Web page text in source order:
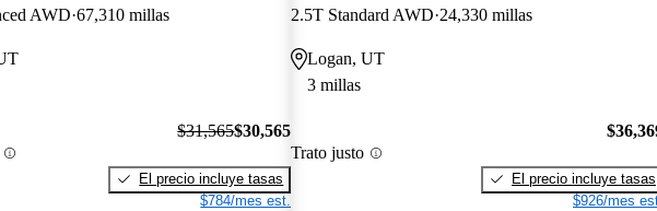
AWD 67,310 millas
$31,565$30,565
El precio incluye tasas
$784/mes est.
2.5T Standard AWD 24,330 millas
Logan, UT
3 millas
Trato justo
El precio incluye tasas
$926/mes